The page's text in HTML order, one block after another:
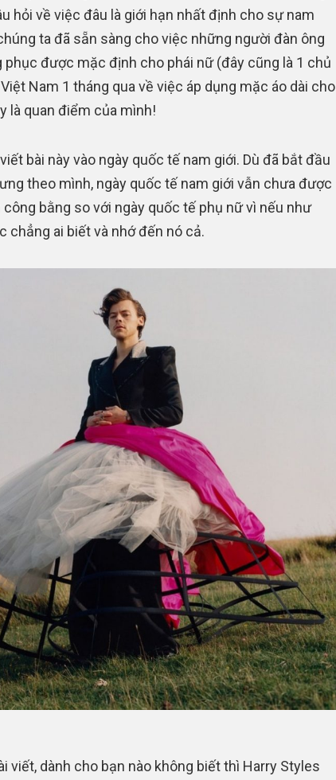
hỏi về việc đâu là giới hạn nhất định cho sự nam
ta đã sẵn sàng cho việc những người đàn ông
phục được mặc định cho phái nữ (đây cũng là 1 chủ
Nam 1 tháng qua về việc áp dụng mặc áo dài cho
là quan điểm của mình!
bài này vào ngày quốc tế nam giới. Dù đã bắt đầu
theo mình, ngày quốc tế nam giới vẫn chưa được
bằng so với ngày quốc tế phụ nữ vì nếu như
chẳng ai biết và nhớ đến nó cả.
viết, dành cho bạn nào không biết thì Harry Styles